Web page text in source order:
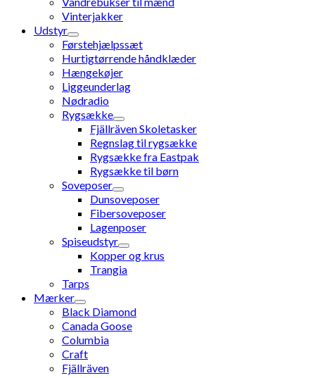
Vinterjakker
Udstyr
Førstehjælpssæt
Hurtigtørrende håndklæder
Hængekøjer
Liggeunderlag
Nødradio
Rygsække
Fjällräven Skoletasker
Regnslag til rygsække
Rygsække fra Eastpak
Rygsække til børn
Soveposer
Dunsoveposer
Fibersoveposer
Lagenposer
Spiseudstyr
Kopper og krus
Trangia
Tarps
Mærker
Black Diamond
Canada Goose
Columbia
Craft
Fjällräven